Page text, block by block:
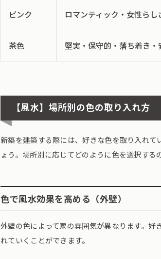
ピンク ロマンティック・女性ら
茶色 堅実・保守的・落ち着き
【風水】場所別の色の取り入れ方
新築を建築する際には、好きな色を取り入れ
ょう。場所別に応じてどのように色を選択する
色で風水効果を高める（外壁）
外壁の色によって家の雰囲気が異なります。
れていくことができます。